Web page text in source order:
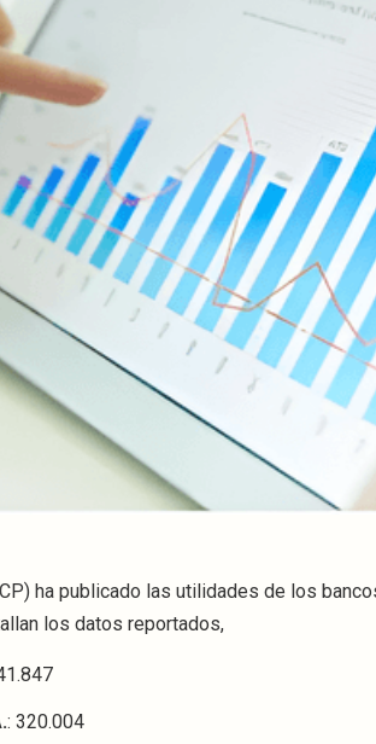
ha publicado las utilidades de los
los datos reportados,
: 320.004